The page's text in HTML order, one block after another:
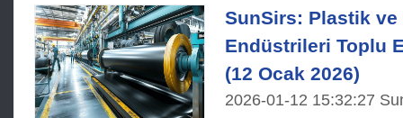
SunSirs: Plastik
Endüstrileri Toplu
(12 Ocak 2026)
2026-01-12 15:32:27